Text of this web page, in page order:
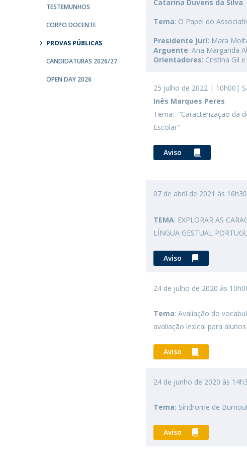
TESTEMUNHOS
CORPO DOCENTE
PROVAS PÚBLICAS
CANDIDATURAS 2026/27
OPEN DAY 2026
Catarina Duvens da Silva
Tema: O Papel do
Presidente Jurí: Mara
Arguente: Ana Margarida
Orientadores: Cristina Gil
25 julho de 2022 | 10h00|
Inês Marques Peres
Tema: "Caracterização da
Escolar"
Aviso
07 de abril de 2021 às
TEMA: EXPLORAR AS
LÍNGUA GESTUAL
Aviso
24 de julho de 2020 às
Tema: Avaliação do
avaliação lexical para
Aviso
24 de junho de 2020 às
Tema: Síndrome de
Aviso